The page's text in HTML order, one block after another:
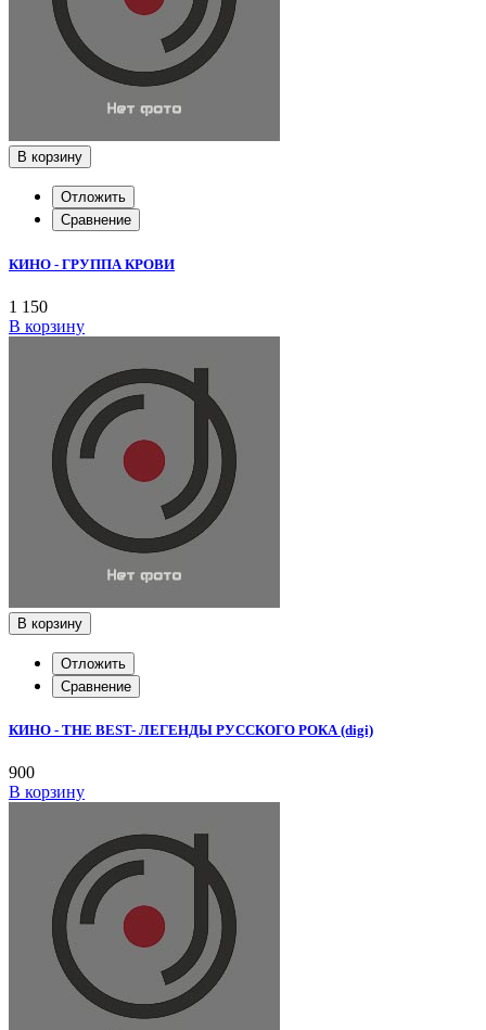
В корзину
Отложить
Сравнение
КИНО - ГРУППА КРОВИ
1 150
В корзину
В корзину
Отложить
Сравнение
КИНО - THE BEST- ЛЕГЕНДЫ РУССКОГО РОКА (digi)
900
В корзину